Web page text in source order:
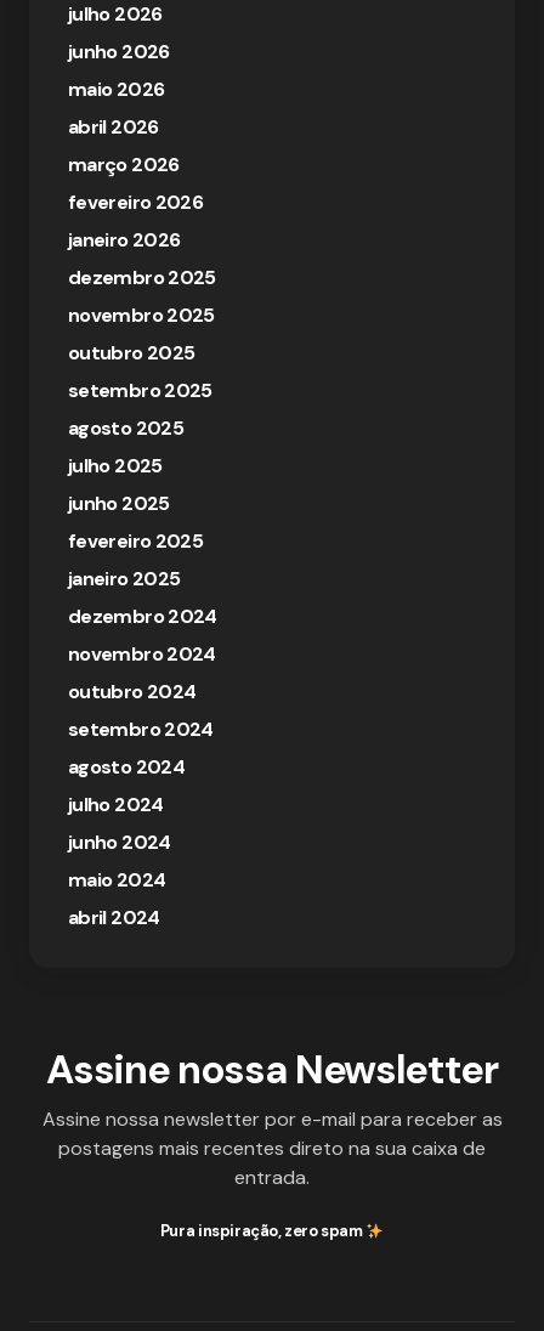
julho 2026
junho 2026
maio 2026
abril 2026
março 2026
fevereiro 2026
janeiro 2026
dezembro 2025
novembro 2025
outubro 2025
setembro 2025
agosto 2025
julho 2025
junho 2025
fevereiro 2025
janeiro 2025
dezembro 2024
novembro 2024
outubro 2024
setembro 2024
agosto 2024
julho 2024
junho 2024
maio 2024
abril 2024
Assine nossa Newsletter
Assine nossa newsletter por e-mail para receber as
postagens mais recentes direto na sua caixa de
entrada.
Pura inspiração, zero spam